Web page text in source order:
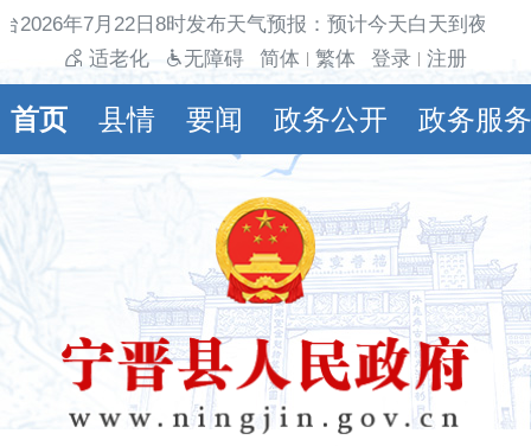
2026年7月22日8时发布天气预报：预计今天白天到夜
适老化
无障碍 简体 繁体 登录 注册
首页 县情 要闻 政务公开 政务服务